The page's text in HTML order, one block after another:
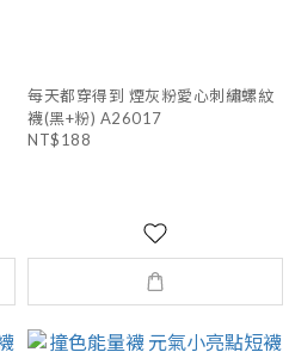
每天都穿得到 煙灰粉愛心刺繡螺紋
襪(黑+粉) A26017
NT$188